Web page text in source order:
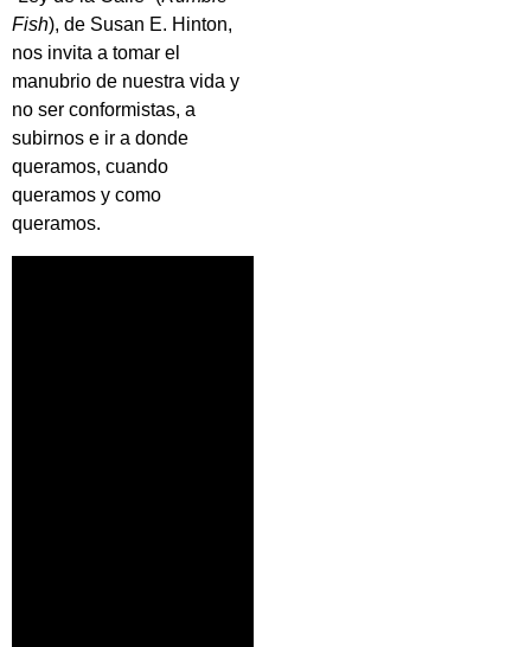
Fish), de Susan E. Hinton,
nos invita a tomar el
manubrio de nuestra vida y
no ser conformistas, a
subirnos e ir a donde
queramos, cuando
queramos y como
queramos.